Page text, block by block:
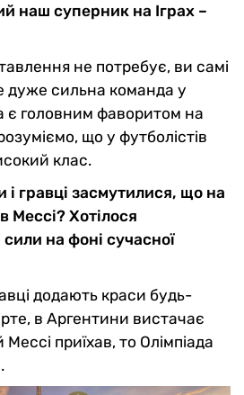
наш суперник на Іграх –
не потребує, ви самі
дуже сильна команда у
є головним фаворитом на
що у футболістів
клас.
і гравці засмутилися, що на
Мессі? Хотілося
на фоні сучасної
додають краси будь-
в Аргентини вистачає
приїхав, то Олімпіада